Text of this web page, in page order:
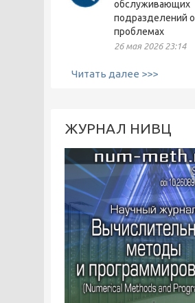
обслуживающих
подразделений о
проблемах
26 мая 2026 23:14
Читать далее >>>
ЖУРНАЛ НИВЦ